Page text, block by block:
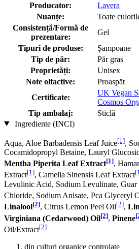
Producator:
Lavera
Nuanțe:
Toate
Consistență/Formă de
prezentare:
Gel
Tipuri de produse:
Șampoane
Tip de păr:
Păr gras
Proprietăți:
Unisex
Note olfactive:
Proaspăt
Certificate:
UK Vegan
Cosmos
Tip ambalaj:
Sticlă
Ingrediente (INCI)
Aqua, Aloe Barbadensis Leaf Juice[1],
Cocamidopropyl Betaine, Lauryl
Mentha Piperita Leaf Extract[1],
Extract[1], Camelia Sinensis Leaf Extract
Levulinic Acid, Sodium Levulinate,
Chloride, Sodium Anisate, Pca Glyceryl
Linalool[2], Citrus Lemon Peel Oil[2],
Virginiana (Cedarwood) Oil[2], Pinene
Oil/Extract[2]
din culturi organice controlate